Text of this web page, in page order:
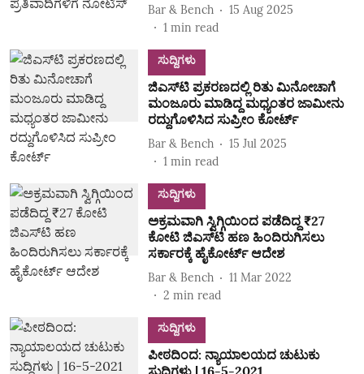
Bar & Bench
15 Aug 2025
1 min read
ಸುದ್ದಿಗಳು
ಜಿಎಸ್‌ಟಿ ಪ್ರಕರಣದಲ್ಲಿ ರಿತು ಮಿನೋಚಾಗೆ
ಮಂಜೂರು ಮಾಡಿದ್ದ ಮಧ್ಯಂತರ ಜಾಮೀನು
ರದ್ದುಗೊಳಿಸಿದ ಸುಪ್ರೀಂ ಕೋರ್ಟ್‌
Bar & Bench
15 Jul 2025
1 min read
ಸುದ್ದಿಗಳು
ಅಕ್ರಮವಾಗಿ ಸ್ವಿಗ್ಗಿಯಿಂದ ಪಡೆದಿದ್ದ ₹27
ಕೋಟಿ ಜಿಎಸ್‌ಟಿ ಹಣ ಹಿಂದಿರುಗಿಸಲು
ಸರ್ಕಾರಕ್ಕೆ ಹೈಕೋರ್ಟ್‌ ಆದೇಶ
Bar & Bench
11 Mar 2022
2 min read
ಸುದ್ದಿಗಳು
ಪೀಠದಿಂದ: ನ್ಯಾಯಾಲಯದ ಚುಟುಕು
ಸುದ್ದಿಗಳು | 16-5-2021